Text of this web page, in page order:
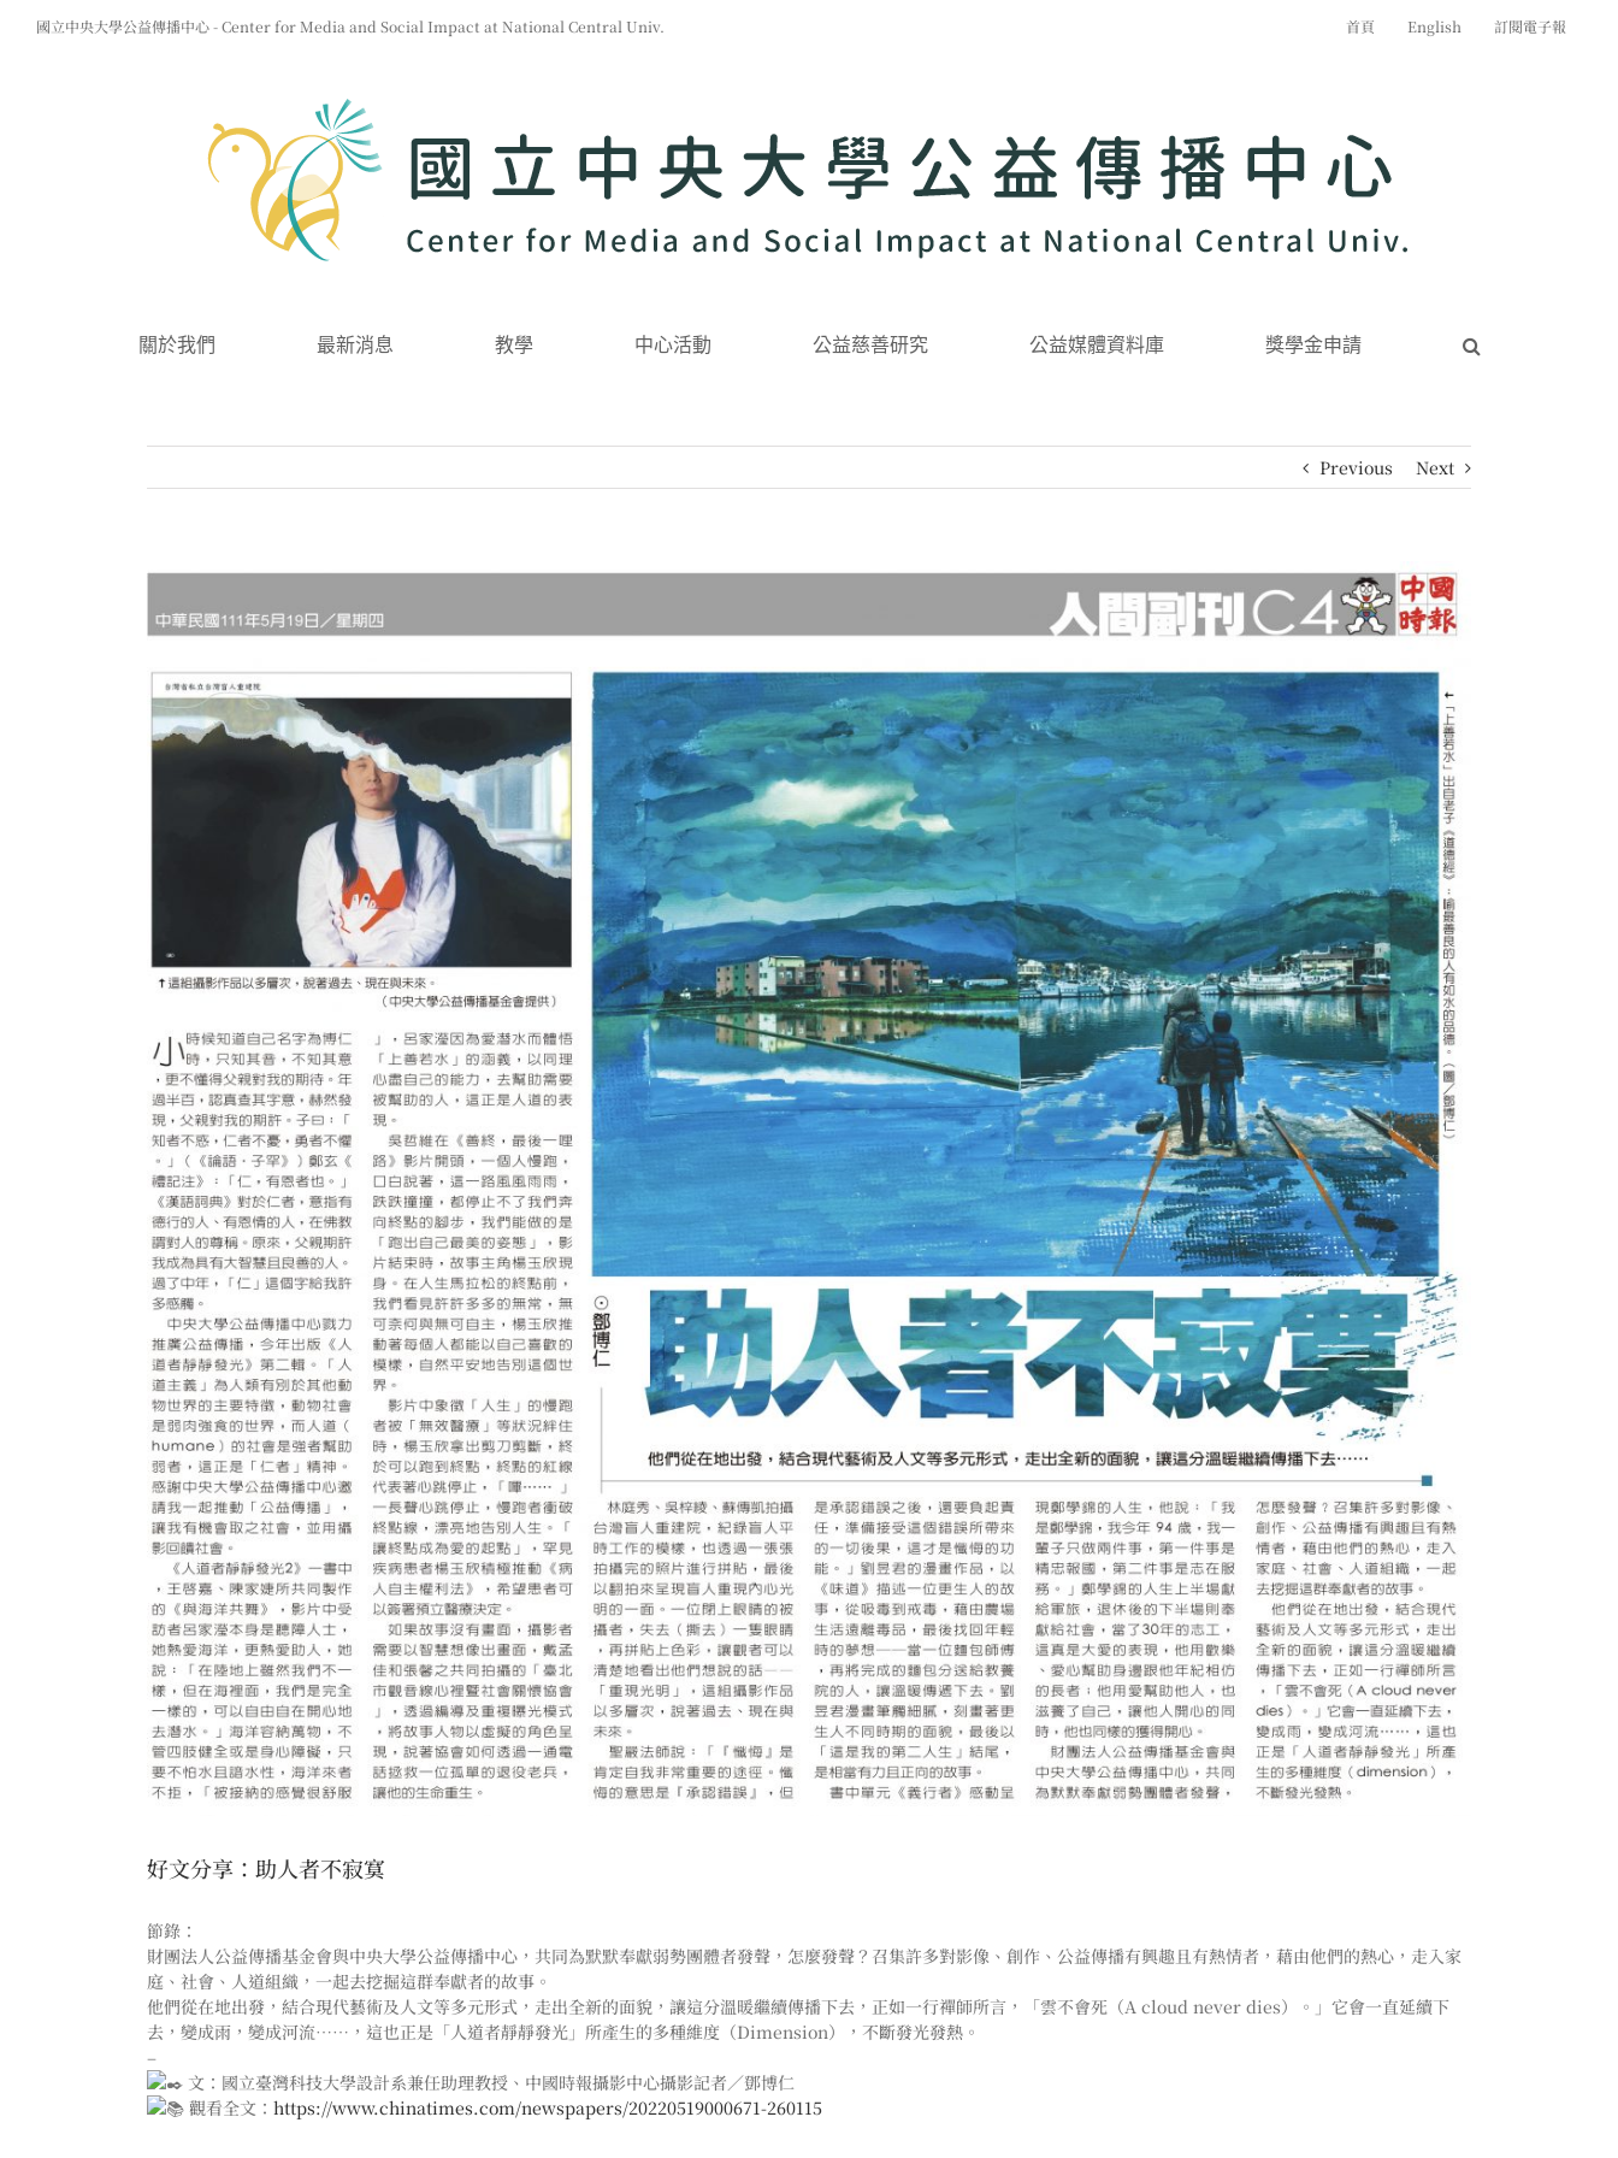
國立中央大學公益傳播中心 - Center for Media and Social Impact at National Central Univ. 首頁 English 訂閱電子報
關於我們 最新消息 教學 中心活動 公益慈善研究 公益媒體資料庫 獎學金申請
Previous Next
View
Image
好文分享：助人者不寂寞
節錄：
財團法人公益傳播基金會與中央大學公益傳播中心，共同為默默奉獻弱勢團體者發聲，怎麼發聲？召集許多對影像、創作、公益傳播有興趣且有熱情者，藉由他們的熱心，走入家
庭、社會、人道組織，一起去挖掘這群奉獻者的故事。
他們從在地出發，結合現代藝術及人文等多元形式，走出全新的面貌，讓這分溫暖繼續傳播下去，正如一行禪師所言，「雲不會死（A cloud never dies）。」它會一直延續下
去，變成雨，變成河流⋯⋯，這也正是「人道者靜靜發光」所產生的多種維度（Dimension），不斷發光發熱。
–
文：國立臺灣科技大學設計系兼任助理教授、中國時報攝影中心攝影記者／鄧博仁
觀看全文： https://www.chinatimes.com/newspapers/20220519000671-260115